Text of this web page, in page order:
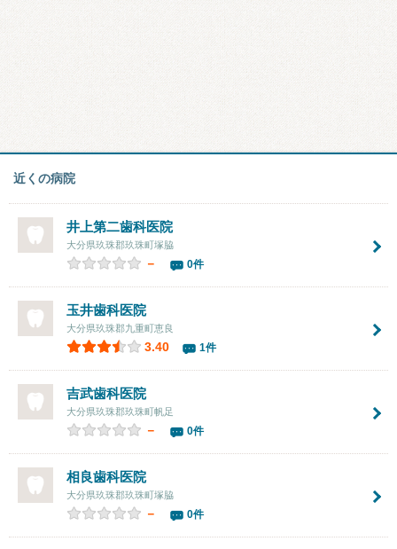
近くの病院
井上第二歯科医院
大分県玖珠郡玖珠町塚脇
－ 0件
玉井歯科医院
大分県玖珠郡九重町恵良
3.40 1件
吉武歯科医院
大分県玖珠郡玖珠町帆足
－ 0件
相良歯科医院
大分県玖珠郡玖珠町塚脇
－ 0件